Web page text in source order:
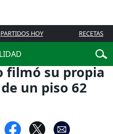
PARTIDOS HOY RECETAS
filmó su propia
un piso 62